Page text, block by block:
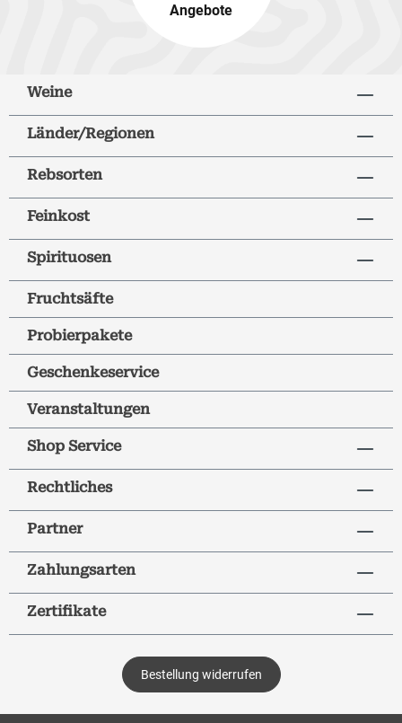
Angebote
Weine
Länder/Regionen
Rebsorten
Feinkost
Spirituosen
Fruchtsäfte
Probierpakete
Geschenkeservice
Veranstaltungen
Shop Service
Rechtliches
Partner
Zahlungsarten
Zertifikate
Bestellung widerrufen